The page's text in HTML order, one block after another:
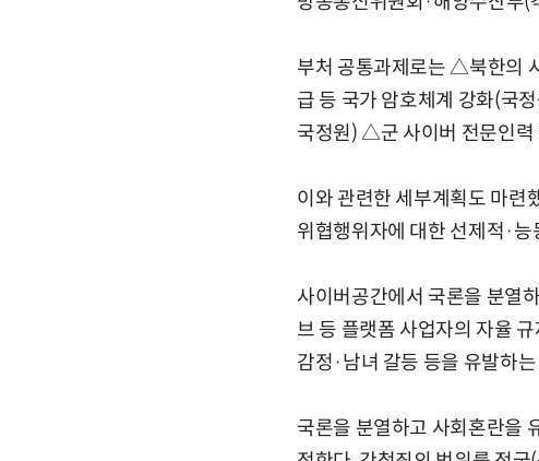
부처 공통과제로는 △북한의
급 등 국가 암호체계 강화(국
국정원) △군 사이버 전문인력
이와 관련한 세부계획도 마련
위협행위자에 대한 선제적·
사이버공간에서 국론을 분열
브 등 플랫폼 사업자의 자율
감정·남녀 갈등 등을 유발하
국론을 분열하고 사회혼란을